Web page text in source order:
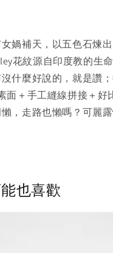
女媧補天，以五色石煉
花紋源自印度教的生
沒什麼好說的，就是讚
面＋手工縫線拼接＋好
懶，走路也懶嗎？可麗
也喜歡